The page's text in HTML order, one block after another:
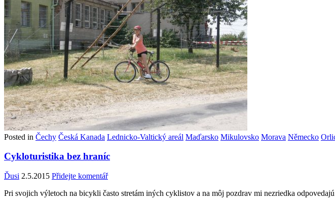
Posted in Čechy Česká Kanada Lednicko-Valtický areál Maďarsko Mikulovsko Morava Německo
Cykloturistika bez hraníc
Ďusi 2.5.2015 Přidejte komentář
Pri svojich výletoch na bicykli často stretám iných cyklistov a na môj pozdrav mi nezriedka